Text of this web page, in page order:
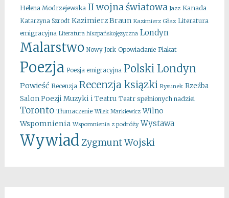
Helena Modrzejewska II wojna światowa Jazz Kanada
Katarzyna Szrodt Kazimierz Braun Kazimierz Głaz Literatura
emigracyjna Literatura hiszpańskojęzyczna Londyn
Malarstwo Nowy Jork Opowiadanie Plakat
Poezja Poezja emigracyjna Polski Londyn
Powieść Recenzja Recenzja ksiązki Rysunek Rzeźba
Salon Poezji Muzyki i Teatru Teatr spełnionych nadziei
Toronto Tłumaczenie Wilek Markiewicz Wilno
Wspomnienia Wspomnienia z podróży Wystawa
WywiadZygmunt Wojski